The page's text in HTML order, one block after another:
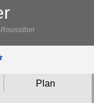
Plan